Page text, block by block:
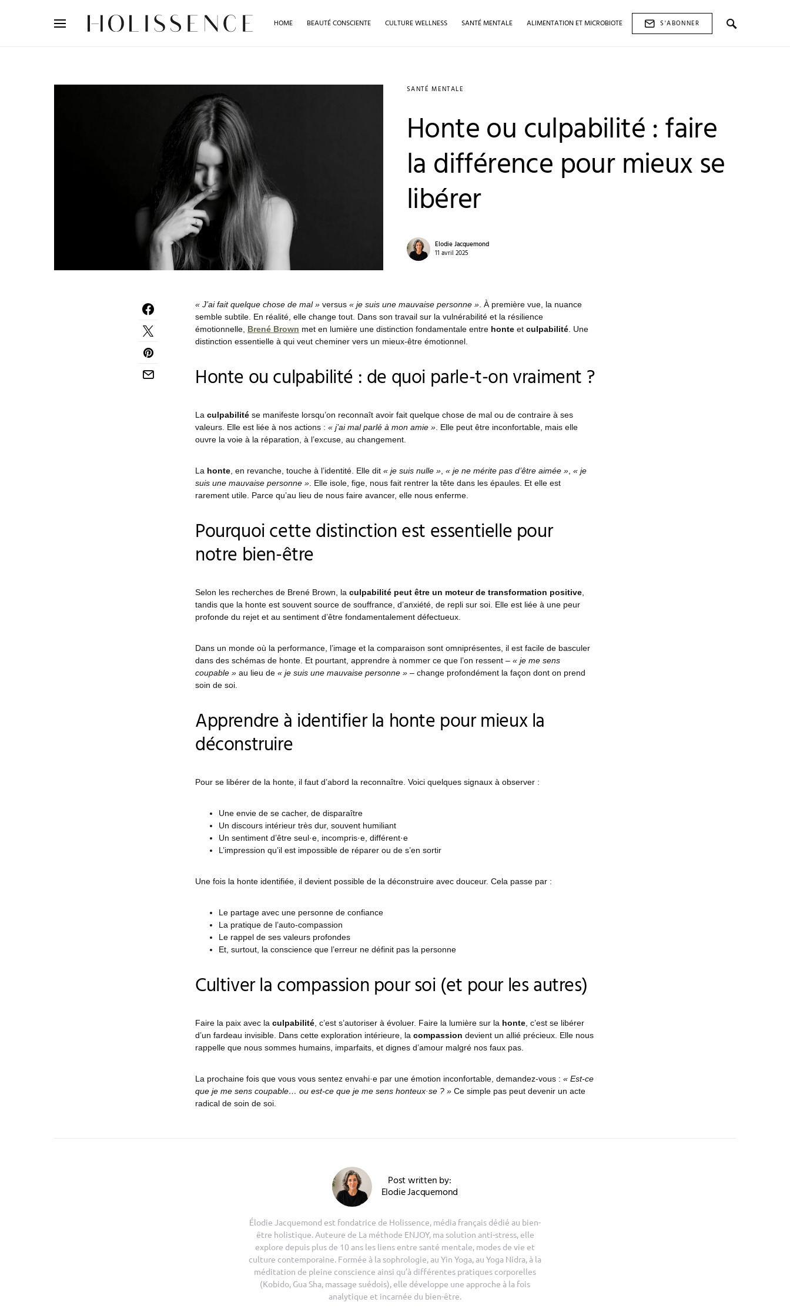
HOME BEAUTÉ CONSCIENTE CULTURE WELLNESS SANTÉ MENTALE ALIMENTATION ET MICROBIOTE
S'ABONNER
SANTÉ MENTALE
Honte ou culpabilité : faire
la différence pour mieux se
libérer
Elodie Jacquemond
11 avril 2025
« J’ai fait quelque chose de mal » versus « je suis une mauvaise personne » . À première vue, la nuance
semble subtile. En réalité, elle change tout. Dans son travail sur la vulnérabilité et la résilience
émotionnelle, Brené Brown met en lumière une distinction fondamentale entre honte et culpabilité . Une
distinction essentielle à qui veut cheminer vers un mieux-être émotionnel.
Honte ou culpabilité : de quoi parle-t-on vraiment ?
La culpabilité se manifeste lorsqu’on reconnaît avoir fait quelque chose de mal ou de contraire à ses
valeurs. Elle est liée à nos actions : « j’ai mal parlé à mon amie » . Elle peut être inconfortable, mais elle
ouvre la voie à la réparation, à l’excuse, au changement.
La honte , en revanche, touche à l’identité. Elle dit « je suis nulle » « je ne mérite pas d’être aimée » « je
suis une mauvaise personne » . Elle isole, fige, nous fait rentrer la tête dans les épaules. Et elle est
rarement utile. Parce qu’au lieu de nous faire avancer, elle nous enferme.
Pourquoi cette distinction est essentielle pour
notre bien-être
Selon les recherches de Brené Brown, la culpabilité peut être un moteur de transformation positive
tandis que la honte est souvent source de souffrance, d’anxiété, de repli sur soi. Elle est liée à une peur
profonde du rejet et au sentiment d’être fondamentalement défectueux.
Dans un monde où la performance, l’image et la comparaison sont omniprésentes, il est facile de basculer
dans des schémas de honte. Et pourtant, apprendre à nommer ce que l’on ressent – « je me sens
coupable » au lieu de « je suis une mauvaise personne » – change profondément la façon dont on prend
soin de soi.
Apprendre à identifier la honte pour mieux la
déconstruire
Pour se libérer de la honte, il faut d’abord la reconnaître. Voici quelques signaux à observer :
Une envie de se cacher, de disparaître
Un discours intérieur très dur, souvent humiliant
Un sentiment d’être seul·e, incompris·e, différent·e
L’impression qu’il est impossible de réparer ou de s’en sortir
Une fois la honte identifiée, il devient possible de la déconstruire avec douceur. Cela passe par :
Le partage avec une personne de confiance
La pratique de l’auto-compassion
Le rappel de ses valeurs profondes
Et, surtout, la conscience que l’erreur ne définit pas la personne
Cultiver la compassion pour soi (et pour les autres)
Faire la paix avec la culpabilité , c’est s’autoriser à évoluer. Faire la lumière sur la honte , c’est se libérer
d’un fardeau invisible. Dans cette exploration intérieure, la compassion devient un allié précieux. Elle nous
rappelle que nous sommes humains, imparfaits, et dignes d’amour malgré nos faux pas.
La prochaine fois que vous vous sentez envahi·e par une émotion inconfortable, demandez-vous : « Est-ce
que je me sens coupable… ou est-ce que je me sens honteux·se ? » Ce simple pas peut devenir un acte
radical de soin de soi.
Post written by:
Elodie Jacquemond
Élodie Jacquemond est fondatrice de Holissence, média français dédié au bien-
être holistique. Auteure de La méthode ENJOY, ma solution anti-stress, elle
explore depuis plus de 10 ans les liens entre santé mentale, modes de vie et
culture contemporaine. Formée à la sophrologie, au Yin Yoga, au Yoga Nidra, à la
méditation de pleine conscience ainsi qu’à différentes pratiques corporelles
(Kobido, Gua Sha, massage suédois), elle développe une approche à la fois
analytique et incarnée du bien-être.